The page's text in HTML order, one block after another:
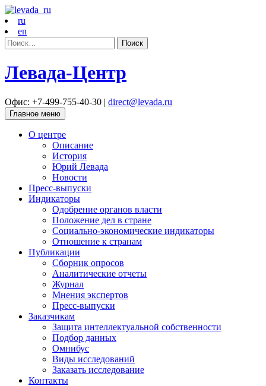
ru
en
Найти:
Левада-Центр
Офис: +7-499-755-40-30 | direct@levada.ru
Главное меню
О центре
Описание
История
Юрий Левада
Новости
Пресс-выпуски
Индикаторы
Одобрение органов власти
Положение дел в стране
Социально-экономические индикаторы
Отношение к странам
Публикации
Сборник опросов
Аналитические отчеты
Журнал
Мнения экспертов
Пресс-выпуски
Заказчикам
Защита интеллектуальной собственности
Подбор данных
Омнибус
Виды исследований
Заказать исследование
Контакты